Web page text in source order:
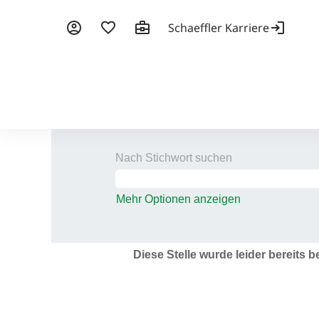
Nach Stichwort suchen
Mehr Optionen anzeigen
Diese Stelle wurde leider bereits